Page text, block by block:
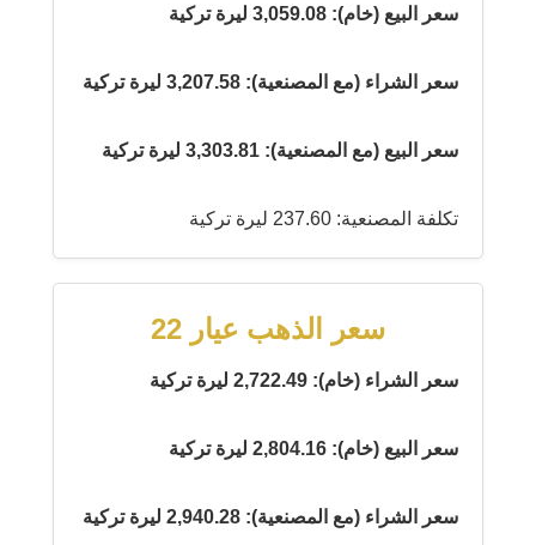
سعر البيع (خام): 3,059.08 ليرة تركية
سعر الشراء (مع المصنعية): 3,207.58 ليرة تركية
سعر البيع (مع المصنعية): 3,303.81 ليرة تركية
تكلفة المصنعية: 237.60 ليرة تركية
سعر الذهب عيار 22
سعر الشراء (خام): 2,722.49 ليرة تركية
سعر البيع (خام): 2,804.16 ليرة تركية
سعر الشراء (مع المصنعية): 2,940.28 ليرة تركية